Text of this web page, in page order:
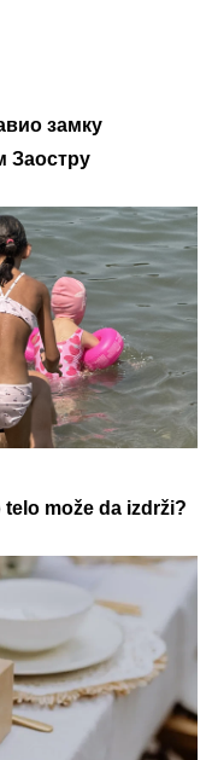
замку
Заостру
može da izdrži?